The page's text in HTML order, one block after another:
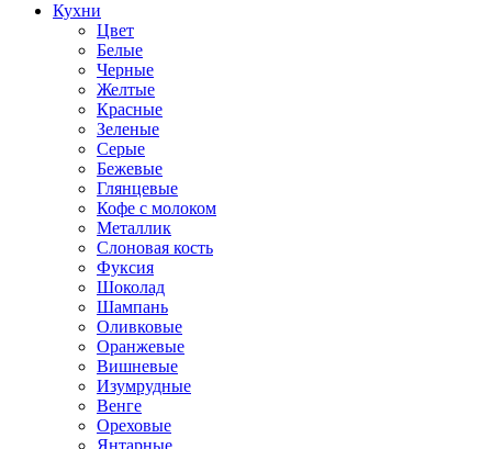
Кухни
Цвет
Белые
Черные
Желтые
Красные
Зеленые
Серые
Бежевые
Глянцевые
Кофе с молоком
Металлик
Слоновая кость
Фуксия
Шоколад
Шампань
Оливковые
Оранжевые
Вишневые
Изумрудные
Венге
Ореховые
Янтарные